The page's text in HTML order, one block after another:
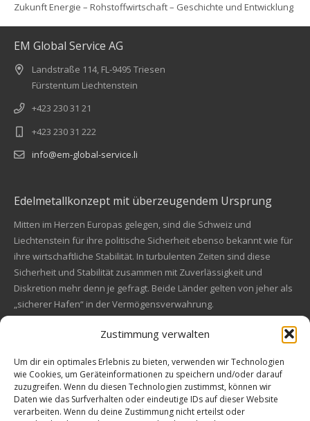
Zustimmung verwalten
Um dir ein optimales Erlebnis zu bieten, verwenden wir Technologien
wie Cookies, um Geräteinformationen zu speichern und/oder darauf
zuzugreifen. Wenn du diesen Technologien zustimmst, können wir
Daten wie das Surfverhalten oder eindeutige IDs auf dieser Website
verarbeiten. Wenn du deine Zustimmung nicht erteilst oder
Zukunft Energie – Rohstoffwirtschaft – Geschichte und Entwicklung
EM Global Service AG
Landstraße 114, FL-9495 Triesen
Fürstentum Liechtenstein
+423 230 31 21
+423 230 31 222
info@em-global-service.li
Edelmetallkonzept mit überzeugendem Ursprung
Mitten im Herzen Europas gelegen, sind die Schweiz und
Liechtenstein für ihre politische Sicherheit ebenso bekannt wie für
ihre wirtschaftliche Stabilität. In turbulenten Zeiten sind diese
Sicherheit und Stabilität zusammen mit Zuverlässigkeit und
Diskretion mehr denn je gefragt. Beide Länder gelten von jeher als
„sicherer Hafen“ in der Vermögensverwahrung.
Financial concept of convincing origin
Located in the heart of Europe, Switzerland and Liechtenstein are
also known for their political safety as for their economic stability.
In these turbulent times, security and stability along with reliability
and discretion are more in demand than ever. Both countries are
Kundenbewertungen und Erfahrungen zu
EM Global Service AG